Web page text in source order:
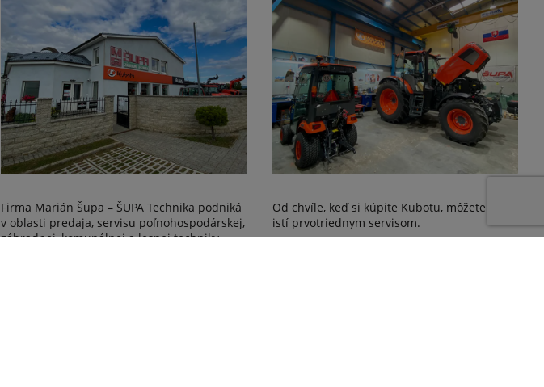
Firma Marián Šupa – ŠUPA Technika podniká
v oblasti predaja, servisu poľnohospodárskej,
záhradnej, komunálnej a lesnej techniky.
Od chvíle, keď si kúpite Kubotu, môžete si byť
istí prvotriednym servisom.